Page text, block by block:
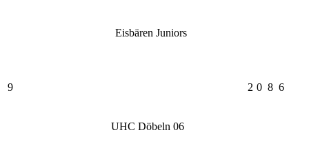
Eisbären Juniors
9
UHC Döbeln 06
2 0 8 6